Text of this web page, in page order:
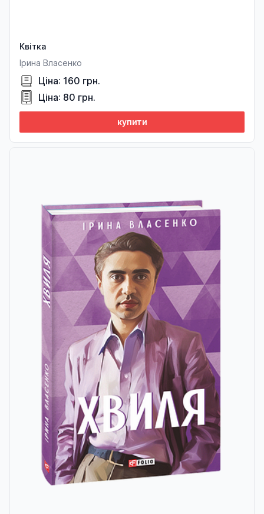
Квітка
Ірина Власенко
Ціна: 160 грн.
Ціна: 80 грн.
купити